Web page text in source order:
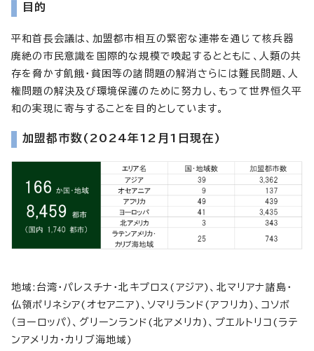
目的
平和首長会議は、加盟都市相互の緊密な連帯を通じて核兵器
廃絶の市民意識を国際的な規模で喚起するとともに、人類の共
存を脅かす飢餓・貧困等の諸問題の解消さらには難民問題、人
権問題の解決及び環境保護のために努力し、もって世界恒久平
和の実現に寄与することを目的としています。
加盟都市数(2024年12月1日現在)
地域:台湾・パレスチナ・北キプロス(アジア)、北マリアナ諸島・
仏領ポリネシア(オセアニア)、ソマリランド(アフリカ)、コソボ
（ヨーロッパ）、グリーンランド(北アメリカ)、プエルトリコ(ラテ
ンアメリカ・カリブ海地域)